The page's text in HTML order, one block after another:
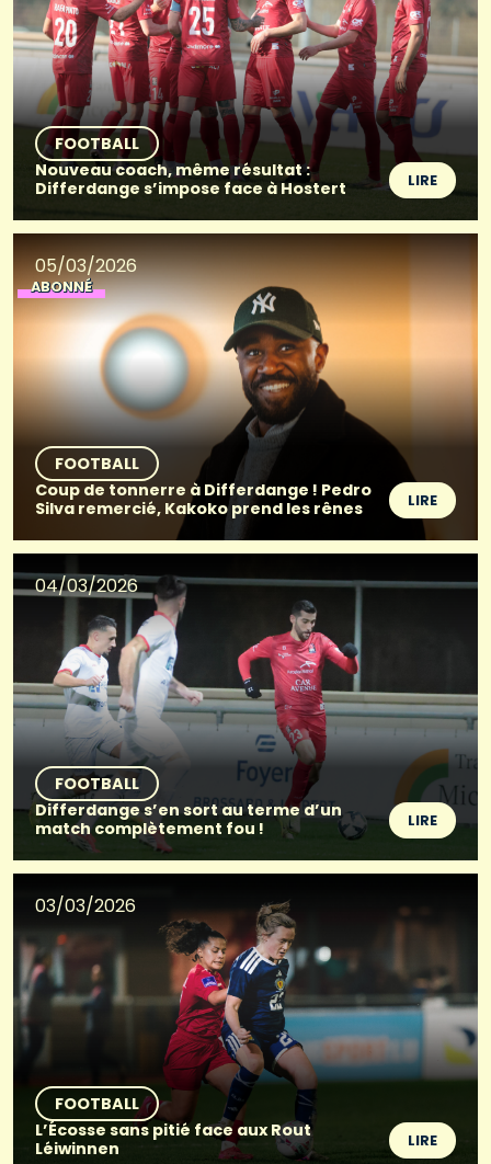
FOOTBALL
Nouveau coach, même résultat :
Differdange s’impose face à Hostert
LIRE
05/03/2026
ABONNÉ
FOOTBALL
Coup de tonnerre à Differdange ! Pedro
Silva remercié, Kakoko prend les rênes
LIRE
04/03/2026
FOOTBALL
Differdange s’en sort au terme d’un
match complètement fou !
LIRE
03/03/2026
FOOTBALL
L’Écosse sans pitié face aux Rout
Léiwinnen
LIRE